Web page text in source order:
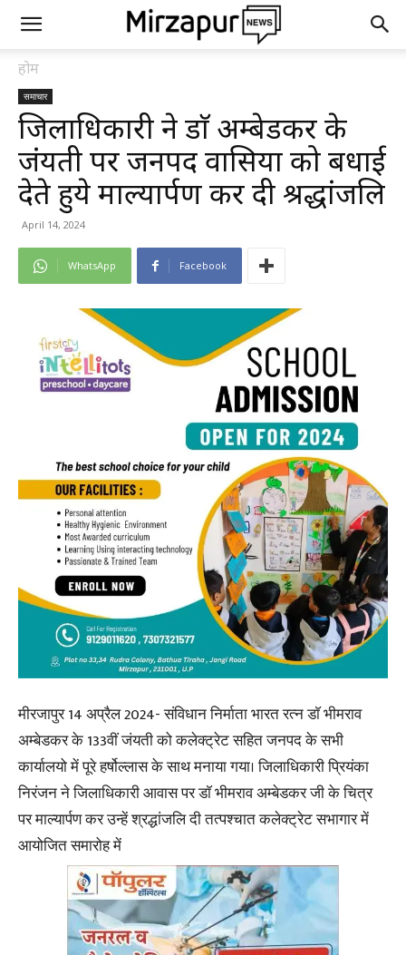
होम
समाचार
जिलाधिकारी ने डाॅ अम्बेडकर के
जंयती पर जनपद वासियों को बधाई
देते हुये माल्यार्पण कर दी श्रद्धांजलि
April 14, 2024
WhatsApp Facebook
मीरजापुर 14 अप्रैल 2024- संविधान निर्माता भारत रत्न डाॅ भीमराव
अम्बेडकर के 133वीं जंयती को कलेक्ट्रेट सहित जनपद के सभी
कार्यालयो में पूरे हर्षोल्लास के साथ मनाया गया। जिलाधिकारी प्रियंका
निरंजन ने जिलाधिकारी आवास पर डाॅ भीमराव अम्बेडकर जी के चित्र
पर माल्यार्पण कर उन्हें श्रद्धांजलि दी तत्पश्चात कलेक्ट्रेट सभागार में
आयोजित समारोह में